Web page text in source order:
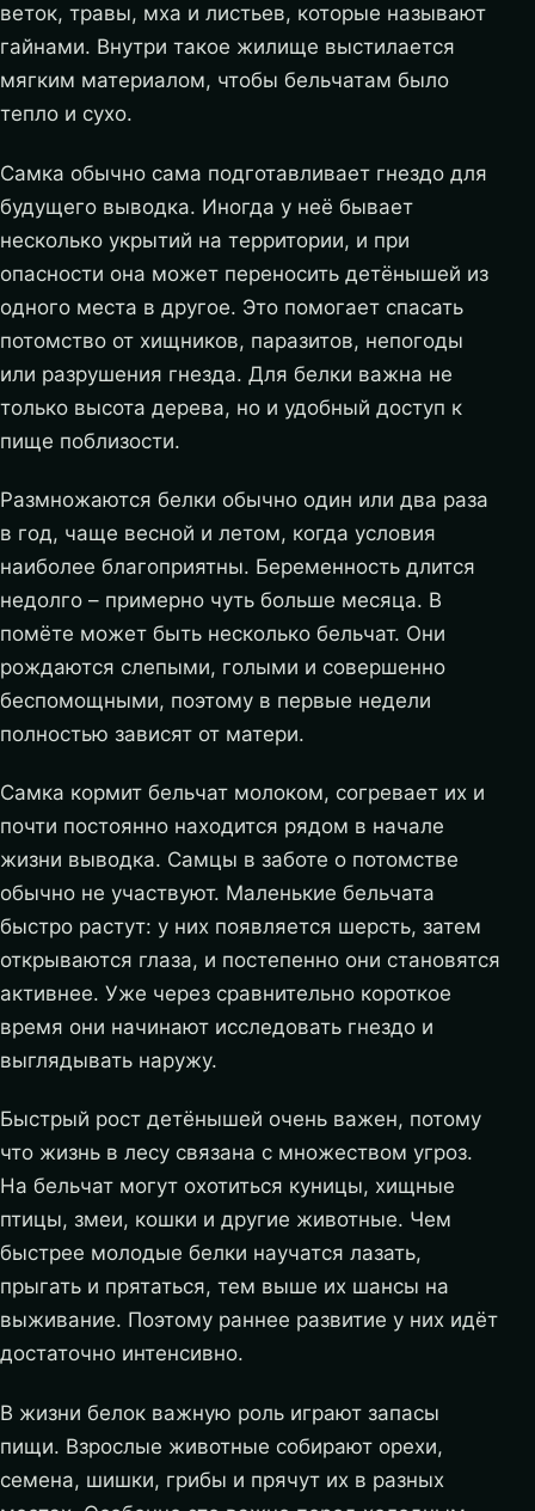
веток, травы, мха и листьев, которые называют
гайнами. Внутри такое жилище выстилается
мягким материалом, чтобы бельчатам было
тепло и сухо.
Самка обычно сама подготавливает гнездо для
будущего выводка. Иногда у неё бывает
несколько укрытий на территории, и при
опасности она может переносить детёнышей из
одного места в другое. Это помогает спасать
потомство от хищников, паразитов, непогоды
или разрушения гнезда. Для белки важна не
только высота дерева, но и удобный доступ к
пище поблизости.
Размножаются белки обычно один или два раза
в год, чаще весной и летом, когда условия
наиболее благоприятны. Беременность длится
недолго – примерно чуть больше месяца. В
помёте может быть несколько бельчат. Они
рождаются слепыми, голыми и совершенно
беспомощными, поэтому в первые недели
полностью зависят от матери.
Самка кормит бельчат молоком, согревает их и
почти постоянно находится рядом в начале
жизни выводка. Самцы в заботе о потомстве
обычно не участвуют. Маленькие бельчата
быстро растут: у них появляется шерсть, затем
открываются глаза, и постепенно они становятся
активнее. Уже через сравнительно короткое
время они начинают исследовать гнездо и
выглядывать наружу.
Быстрый рост детёнышей очень важен, потому
что жизнь в лесу связана с множеством угроз.
На бельчат могут охотиться куницы, хищные
птицы, змеи, кошки и другие животные. Чем
быстрее молодые белки научатся лазать,
прыгать и прятаться, тем выше их шансы на
выживание. Поэтому раннее развитие у них идёт
достаточно интенсивно.
В жизни белок важную роль играют запасы
пищи. Взрослые животные собирают орехи,
семена, шишки, грибы и прячут их в разных